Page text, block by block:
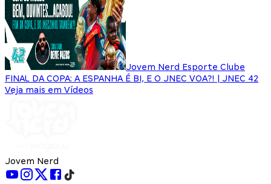
Jovem Nerd Esporte Clube
FINAL DA COPA: A ESPANHA É BI, E O JNEC VOA?! | JNEC 42
Veja mais em Vídeos
Jovem Nerd